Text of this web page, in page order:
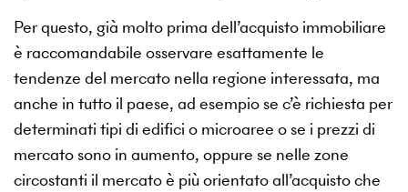
Per questo, già molto prima dell’acquisto immobiliare
è raccomandabile osservare esattamente le
tendenze del mercato nella regione interessata, ma
anche in tutto il paese, ad esempio se c’è richiesta per
determinati tipi di edifici o microaree o se i prezzi di
mercato sono in aumento, oppure se nelle zone
circostanti il mercato è più orientato all’acquisto che